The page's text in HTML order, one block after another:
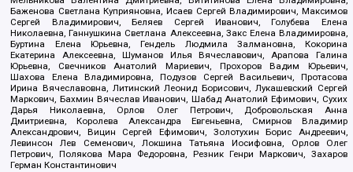
Баженова Светлана Куприяновна, Исаев Сергей Владимирович, Максимов
Сергей Владимирович, Беляев Сергей Иванович, Голубева Елена
Николаевна, Ганнушкина Светлана Алексеевна, Закс Елена Владимировна,
Буртина Елена Юрьевна, Гендель Людмила Залмановна, Кокорина
Екатерина Алексеевна, Шуманов Илья Вячеславович, Арапова Галина
Юрьевна, Свечников Анатолий Мариевич, Прохоров Вадим Юрьевич,
Шахова Елена Владимировна, Подузов Сергей Васильевич, Протасова
Ирина Вячеславовна, Литинский Леонид Борисович, Лукашевский Сергей
Маркович, Бахмин Вячеслав Иванович, Шабад Анатолий Ефимович, Сухих
Дарья Николаевна, Орлов Олег Петрович, Добровольская Анна
Дмитриевна, Королева Александра Евгеньевна, Смирнов Владимир
Александрович, Вицин Сергей Ефимович, Золотухин Борис Андреевич,
Левинсон Лев Семенович, Локшина Татьяна Иосифовна, Орлов Олег
Петрович, Полякова Мара Федоровна, Резник Генри Маркович, Захаров
Герман Константинович